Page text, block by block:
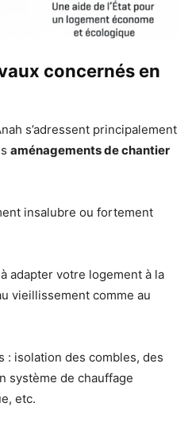
concernés en
s’adressent principalement
aménagements de chantier
insalubre ou fortement
adapter votre logement à la
vieillissement comme au
: isolation des combles, des
système de chauffage
etc.